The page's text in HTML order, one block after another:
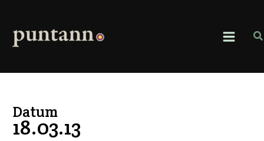
inhoud
Datum
18.03.13